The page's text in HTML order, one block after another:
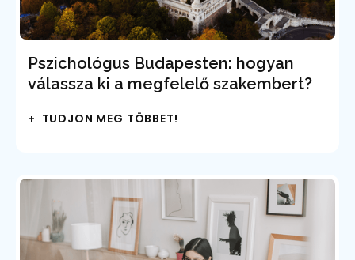
Pszichológus Budapesten: hogyan
válassza ki a megfelelő szakembert?
+ TUDJON MEG TÖBBET!